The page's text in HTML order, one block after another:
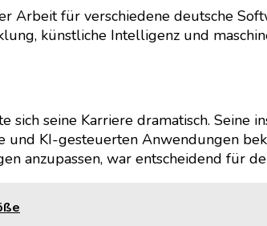
Arbeit für verschiedene deutsche
künstliche Intelligenz und
seine Karriere dramatisch. Seine
KI-gesteuerten Anwendungen
anzupassen, war entscheidend für